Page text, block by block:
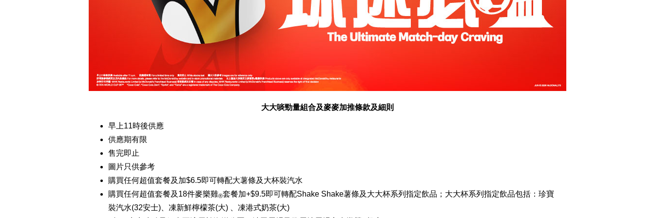
大大啖勁量組合及麥麥加推條款及細則
早上11時後供應
供應期有限
售完即止
圖片只供參考
購買任何超值套餐及加$6.5即可轉配大薯條及大杯裝汽水
購買任何超值套餐及18件麥樂雞®套餐加+$9.5即可轉配Shake Shake薯條及大大杯系列指定飲品；大大杯系列指定飲品包括：珍寶
裝汽水(32安士)、凍新鮮檸檬茶(大) 、凍港式奶茶(大)